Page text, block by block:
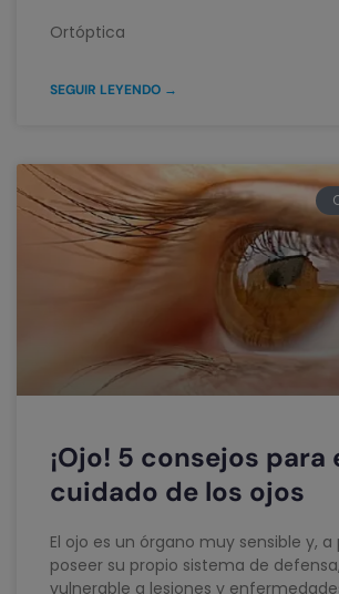
Ortóptica
SEGUIR LEYENDO →
¡Ojo! 5 consejos para
cuidado de los ojos
El ojo es un órgano muy sensible y, a
poseer su propio sistema de
vulnerable a lesiones y